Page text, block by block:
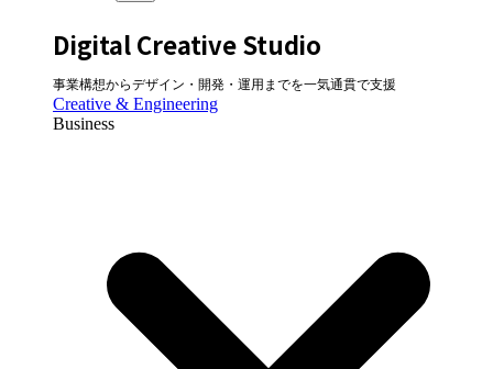
Digital Creative Studio
事業構想からデザイン・開発・運用までを一気通貫で支援
Creative & Engineering
Business